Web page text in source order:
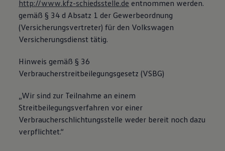
http://www.kfz-schiedsstelle.de entnommen werden.
gemäß § 34 d Absatz 1 der Gewerbeordnung
(Versicherungsvertreter) für den Volkswagen
Versicherungsdienst tätig.
Hinweis gemäß § 36
Verbraucherstreitbeilegungsgesetz (VSBG)
„Wir sind zur Teilnahme an einem
Streitbeilegungsverfahren vor einer
Verbraucherschlichtungsstelle weder bereit noch dazu
verpflichtet.“